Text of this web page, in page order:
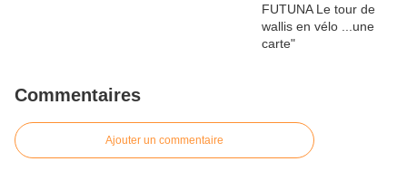
Commentaires
Ajouter un commentaire